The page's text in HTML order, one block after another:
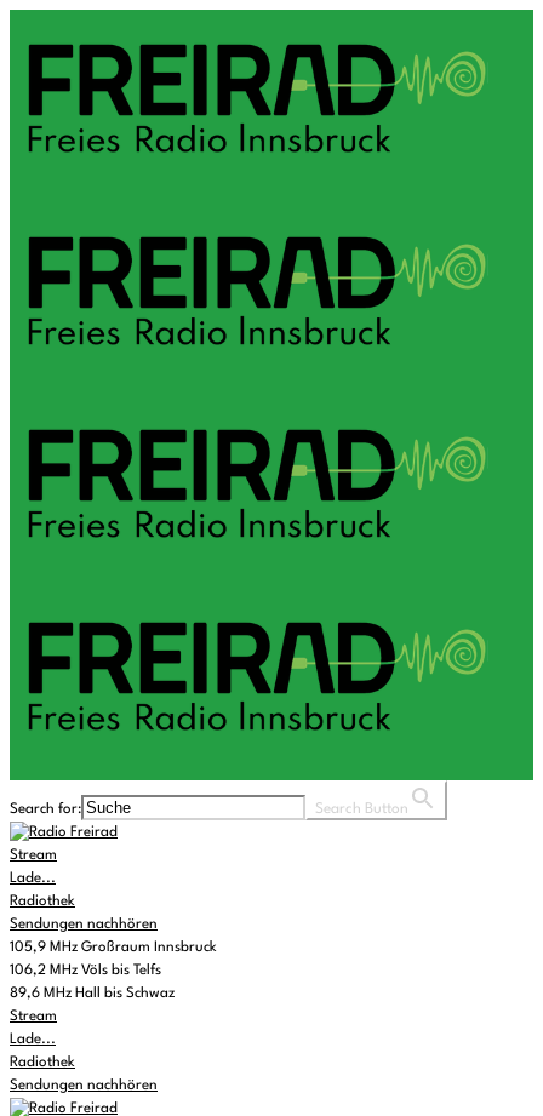
Search for: Search Button
Stream
Lade...
Radiothek
Sendungen nachhören
105,9 MHz Großraum Innsbruck
106,2 MHz Völs bis Telfs
89,6 MHz Hall bis Schwaz
Stream
Lade...
Radiothek
Sendungen nachhören